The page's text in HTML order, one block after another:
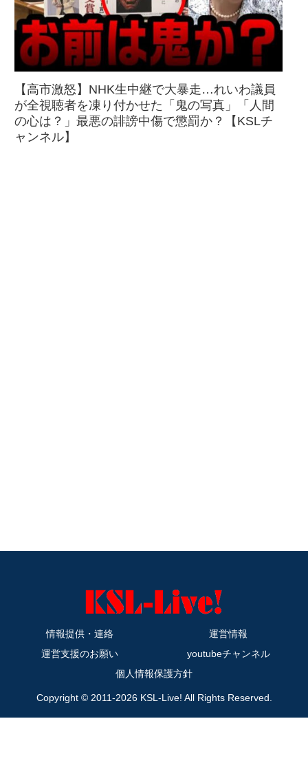
【高市激怒】NHK生中継で大暴走…れいわ議員
が全視聴者を凍り付かせた「鬼の写真」「人間
の心は？」最悪の誹謗中傷で懲罰か？【KSLチ
ャンネル】
情報提供・連絡
運営情報
運営支援のお願い
youtubeチャンネル
個人情報保護方針
Copyright © 2011-2026 KSL-Live! All Rights Reserved.